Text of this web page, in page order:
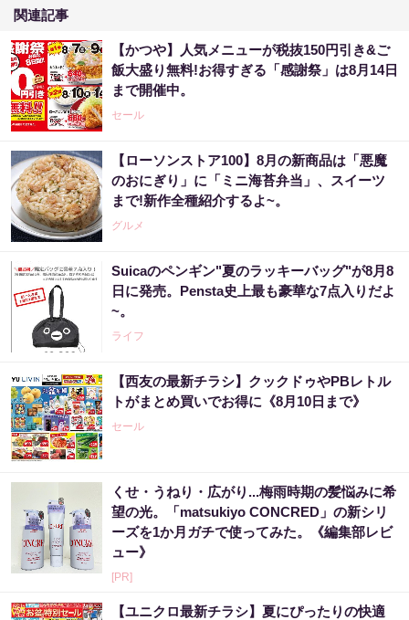
関連記事
【かつや】人気メニューが税抜150円引き&ご
飯大盛り無料!お得すぎる「感謝祭」は8月14日
まで開催中。
セール
【ローソンストア100】8月の新商品は「悪魔
のおにぎり」に「ミニ海苔弁当」、スイーツ
まで!新作全種紹介するよ~。
グルメ
Suicaのペンギン"夏のラッキーバッグ"が8月8
日に発売。Pensta史上最も豪華な7点入りだよ
~。
ライフ
【西友の最新チラシ】クックドゥやPBレトル
トがまとめ買いでお得に《8月10日まで》
セール
くせ・うねり・広がり...梅雨時期の髪悩みに希
望の光。「matsukiyo CONCRED」の新シリ
ーズを1か月ガチで使ってみた。《編集部レビ
ュー》
[PR]
【ユニクロ最新チラシ】夏にぴったりの快適